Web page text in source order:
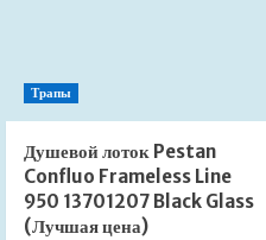
Трапы
Душевой лоток Pestan
Confluo Frameless Line
950 13701207 Black Glass
(Лучшая цена)